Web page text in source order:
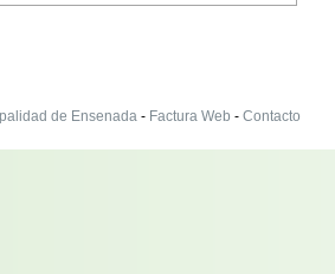
de Ensenada - Factura Web -Contacto